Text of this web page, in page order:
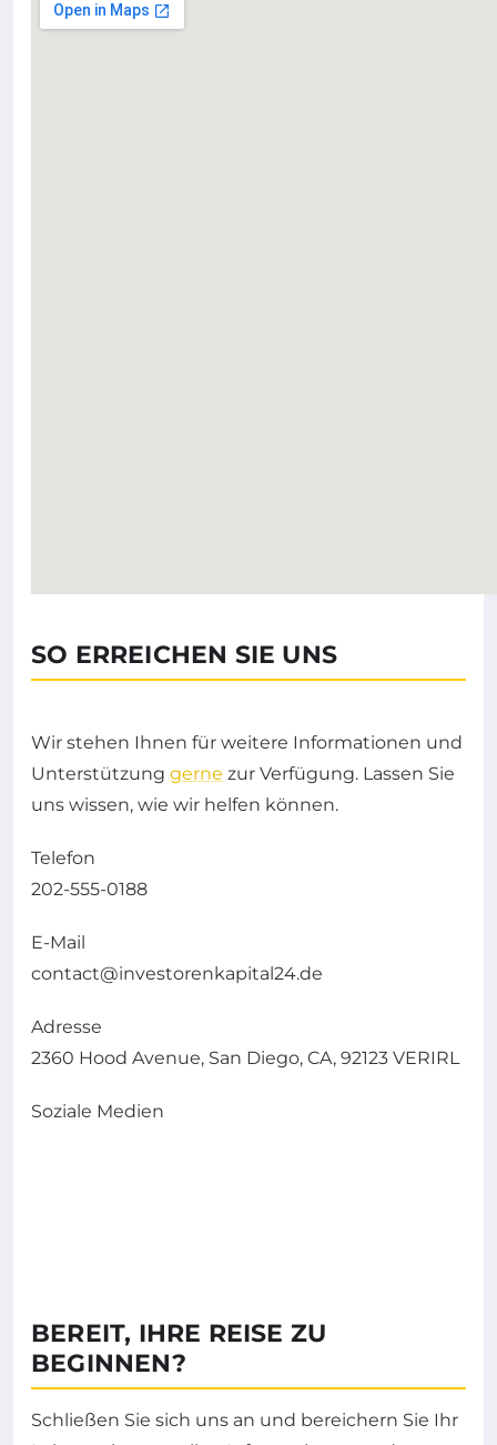
SO ERREICHEN SIE UNS
Wir stehen Ihnen für weitere Informationen und
Unterstützung gerne zur Verfügung. Lassen Sie
uns wissen, wie wir helfen können.
Telefon
202-555-0188
E-Mail
contact@investorenkapital24.de
Adresse
2360 Hood Avenue, San Diego, CA, 92123 VERIRL
Soziale Medien
BEREIT, IHRE REISE ZU
BEGINNEN?
Schließen Sie sich uns an und bereichern Sie Ihr